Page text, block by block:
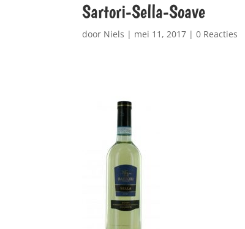
Sartori-Sella-Soave
door Niels | mei 11, 2017 |0 Reacties